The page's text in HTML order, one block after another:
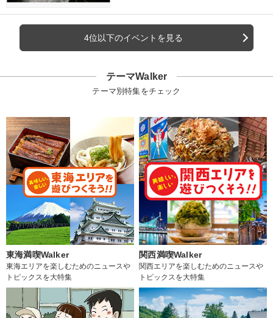
4位以下のイベントを見る
テーマWalker
テーマ別特集をチェック
東海満喫Walker
東海エリアを楽しむためのニュースや
トピックスを大特集
関西満喫Walker
関西エリアを楽しむためのニュースや
トピックスを大特集